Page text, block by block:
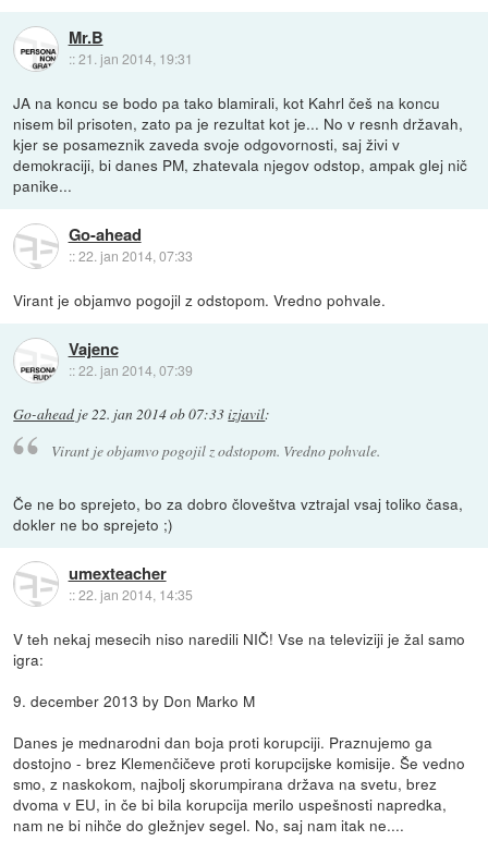
Mr.B
::21. jan 2014, 19:31
JA na koncu se bodo pa tako blamirali, kot Kahrl češ na koncu
nisem bil prisoten, zato pa je rezultat kot je... No v resnh državah,
kjer se posameznik zaveda svoje odgovornosti, saj živi v
demokraciji, bi danes PM, zhatevala njegov odstop, ampak glej nič
panike...
Go-ahead
::22. jan 2014, 07:33
Virant je objamvo pogojil z odstopom. Vredno pohvale.
Vajenc
::22. jan 2014, 07:39
Go-ahead je22. jan 2014 ob 07:33izjavil:
Virant je objamvo pogojil z odstopom. Vredno pohvale.
Če ne bo sprejeto, bo za dobro človeštva vztrajal vsaj toliko časa,
dokler ne bo sprejeto ;)
umexteacher
::22. jan 2014, 14:35
V teh nekaj mesecih niso naredili NIČ! Vse na televiziji je žal samo
igra:
9. december 2013 by Don Marko M
Danes je mednarodni dan boja proti korupciji. Praznujemo ga
dostojno - brez Klemenčičeve proti korupcijske komisije. Še vedno
smo, z naskokom, najbolj skorumpirana država na svetu, brez
dvoma v EU, in če bi bila korupcija merilo uspešnosti napredka,
nam ne bi nihče do gležnjev segel. No, saj nam itak ne....